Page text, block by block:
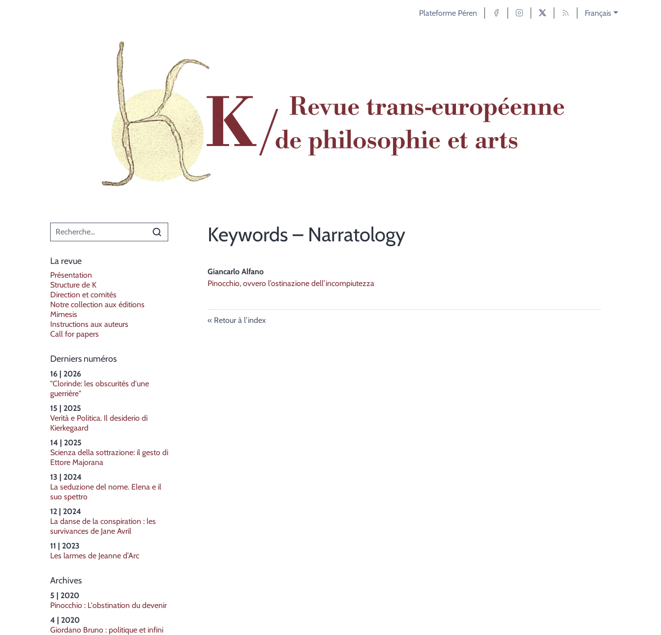
Plateforme Péren Français
Menu principal
La revue
Présentation
Structure de K
Direction et comités
Notre collection aux éditions
Mimesis
Instructions aux auteurs
Call for papers
Derniers numéros
16 | 2026
"Clorinde: les obscurités d'une
guerrière"
15 | 2025
Verità e Politica. Il desiderio di
Kierkegaard
14 | 2025
Scienza della sottrazione: il gesto di
Ettore Majorana
13 | 2024
La seduzione del nome. Elena e il
suo spettro
12 | 2024
La danse de la conspiration : les
survivances de Jane Avril
11 | 2023
Les larmes de Jeanne d’Arc
Archives
5 | 2020
Pinocchio : L'obstination du devenir
4 | 2020
Giordano Bruno : politique et infini
Keywords – Narratology
Giancarlo Alfano
Pinocchio, ovvero l’ostinazione dell’incompiutezza
Retour à l’index